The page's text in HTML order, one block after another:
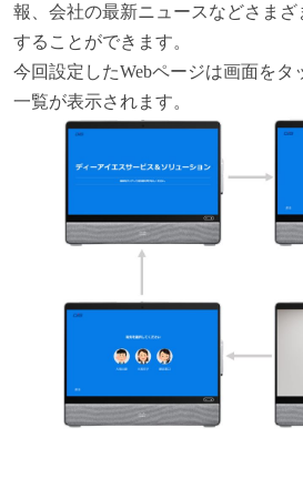
報、会社の最新ニュースなどさま
することができます。
今回設定したWebページは画面をタ
一覧が表示されます。